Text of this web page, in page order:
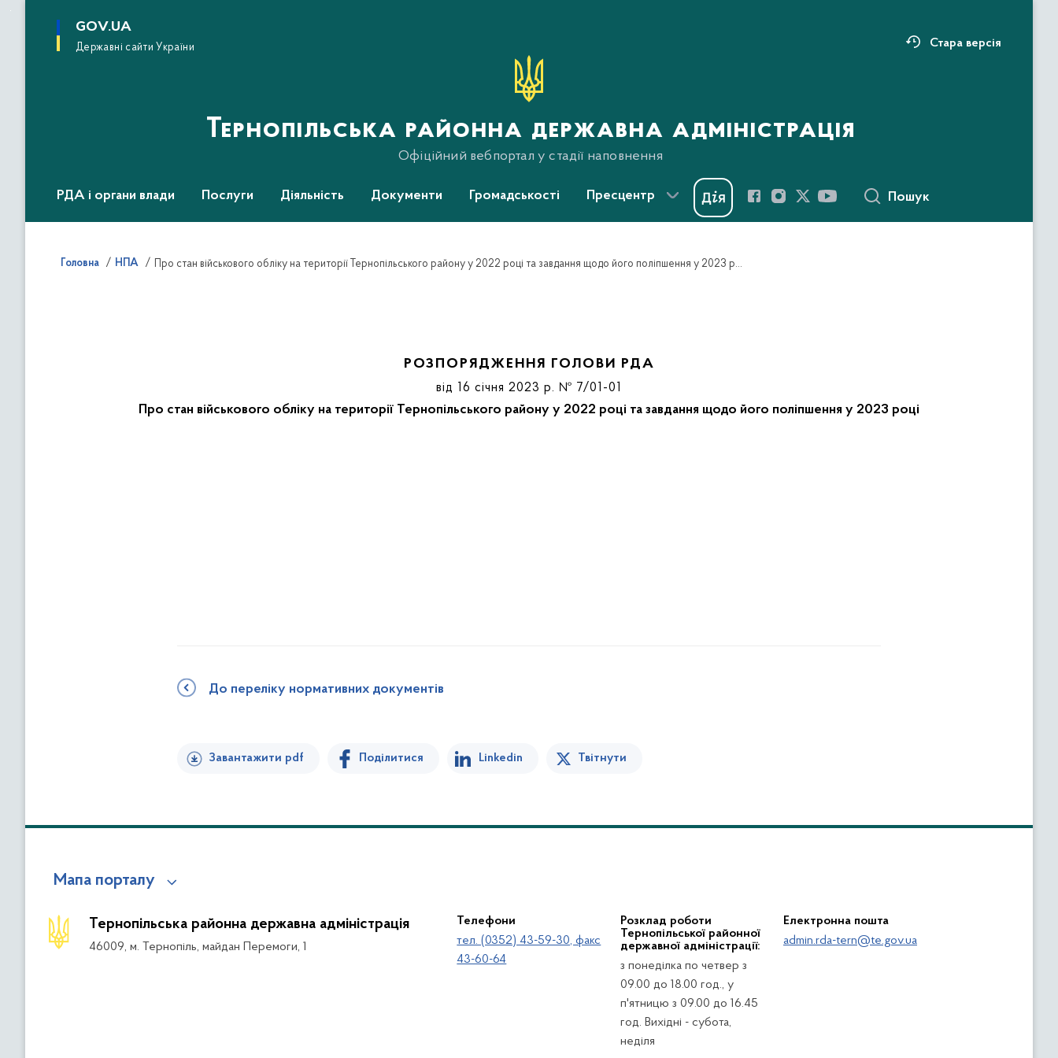
основного
GOV.UA
Державні сайти України Стара версія
Тернопільська районна державна адміністрація
Офіційний вебпортал у стадії наповнення
РДА і органи влади Послуги Діяльність Документи Громадськості Пресцентр Пошук
Головна НПА Про стан військового обліку на території Тернопільського району у 2022 році та завдання щодо його поліпшення у 2023 році
РОЗПОРЯДЖЕННЯ ГОЛОВИ РДА
від 16 січня 2023 р. № 7/01-01
Про стан військового обліку на території Тернопільського району у 2022 році та завдання щодо його поліпшення у 2023 році
До переліку нормативних документів
Завантажити pdf Поділитися Linkedin Твітнути
Мапа порталу
Тернопільська районна державна адміністрація
46009, м. Тернопіль, майдан Перемоги, 1
Телефони
тел. (0352) 43-59-30, факс
43-60-64
Розклад роботи
Тернопільської районної
державної адміністрації:
з понеділка по четвер з
09.00 до 18.00 год., у
п'ятницю з 09.00 до 16.45
год. Вихідні - субота,
неділя
Електронна пошта
admin.rda-tern@te.gov.ua